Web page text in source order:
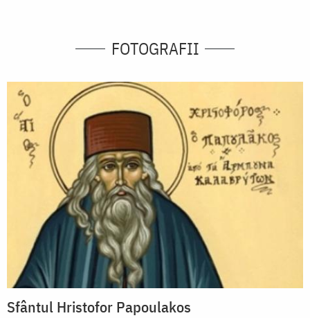
FOTOGRAFII
Sfântul Hristofor Papoulakos